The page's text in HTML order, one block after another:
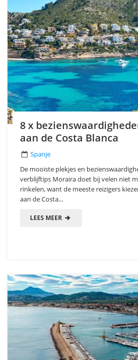
8 x
aan de Costa Blanca
Spanje
De mooiste plekjes en
verblijftips Moraira doet bij velen niet
rinkelen, want de meeste reizigers
aan de Costa...
LEES MEER